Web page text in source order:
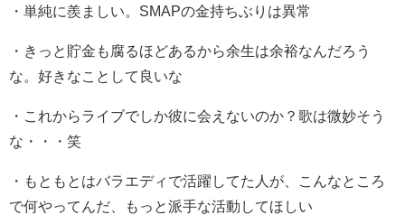
・単純に羨ましい。SMAPの金持ちぶりは異常
・きっと貯金も腐るほどあるから余生は余裕なんだろう
な。好きなことして良いな
・これからライブでしか彼に会えないのか？歌は微妙そう
な・・・笑
・もともとはバラエディで活躍してた人が、こんなところ
で何やってんだ、もっと派手な活動してほしい